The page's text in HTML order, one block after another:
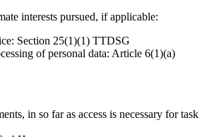
interests pursued, if applicable:
Section 25(1)(1) TTDSG
of personal data: Article 6(1)(a)
in so far as access is necessary for task